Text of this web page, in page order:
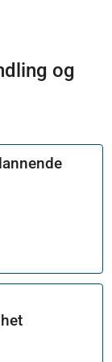
og